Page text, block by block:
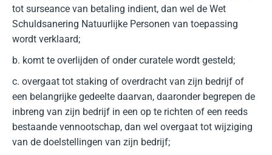
tot surseance van betaling indient, dan wel de Wet
Schuldsanering Natuurlijke Personen van toepassing
wordt verklaard;
b. komt te overlijden of onder curatele wordt gesteld;
c. overgaat tot staking of overdracht van zijn bedrijf of
een belangrijke gedeelte daarvan, daaronder begrepen de
inbreng van zijn bedrijf in een op te richten of een reeds
bestaande vennootschap, dan wel overgaat tot wijziging
van de doelstellingen van zijn bedrijf;